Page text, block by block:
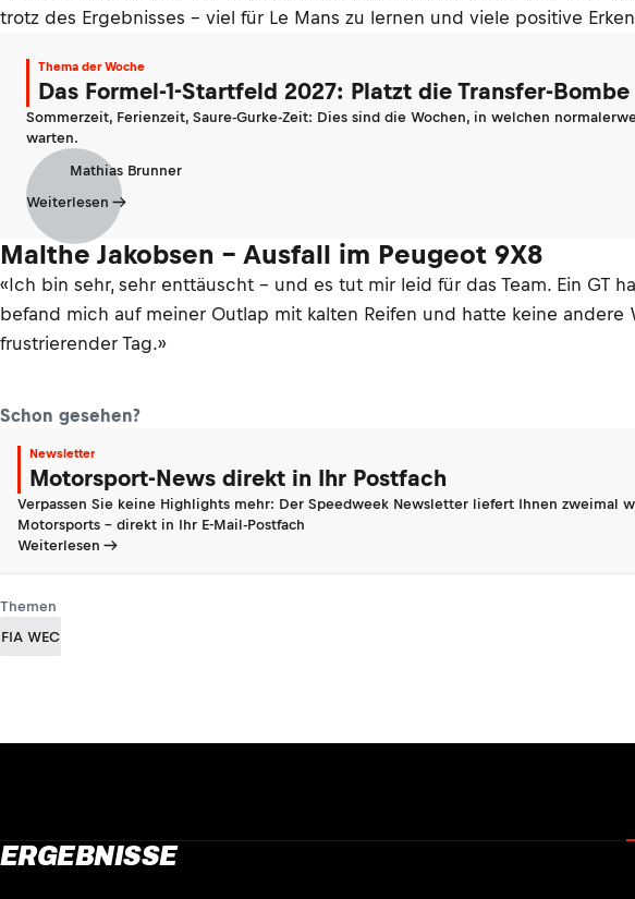
trotz des Ergebnisses – viel für Le Mans zu lernen und viele positive
Thema der Woche
Das Formel-1-Startfeld 2027: Platzt die Transfer-
Sommerzeit, Ferienzeit, Saure-Gurke-Zeit: Dies sind die Wochen, in welchen
warten.
Mathias Brunner
Weiterlesen
Malthe Jakobsen – Ausfall im Peugeot 9X8
«Ich bin sehr, sehr enttäuscht – und es tut mir leid für das Team. Ein
befand mich auf meiner Outlap mit kalten Reifen und hatte keine
frustrierender Tag.»
Schon gesehen?
Newsletter
Motorsport-News direkt in Ihr Postfach
Verpassen Sie keine Highlights mehr: Der Speedweek Newsletter liefert Ihnen
Motorsports - direkt in Ihr E-Mail-Postfach
Weiterlesen
Themen
FIA WEC
ERGEBNISSE